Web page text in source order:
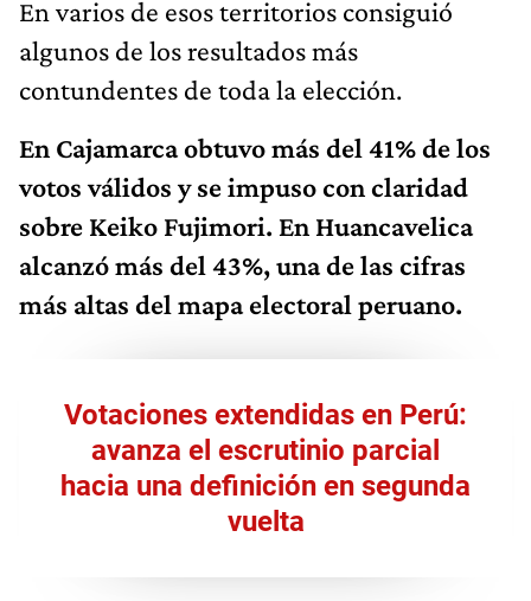
En varios de esos territorios consiguió
algunos de los resultados más
contundentes de toda la elección.
En Cajamarca obtuvo más del 41% de los
votos válidos y se impuso con claridad
sobre Keiko Fujimori. En Huancavelica
alcanzó más del 43%, una de las cifras
más altas del mapa electoral peruano.
Votaciones extendidas en Perú:
avanza el escrutinio parcial
hacia una definición en segunda
vuelta